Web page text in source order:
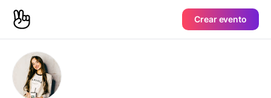
Crear evento